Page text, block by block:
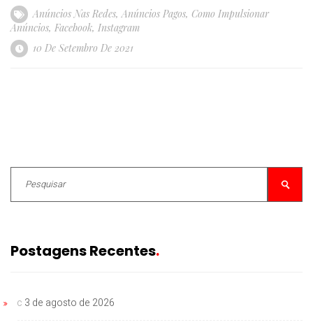
Anúncios Nas Redes, Anúncios Pagos, Como Impulsionar
Anúncios, Facebook, Instagram
10 De Setembro De 2021
Postagens Recentes
c 3 de agosto de 2026